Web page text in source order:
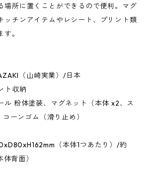
場所に置くことができるので便利。マグ
ッチンアイテムやレシート、プリント類
。
（山崎実業）/日本
ト収納
ル 粉体塗装、マグネット（本体 x2、ス
ーンゴム（滑り止め）
（本体1つあたり）/約
背面）